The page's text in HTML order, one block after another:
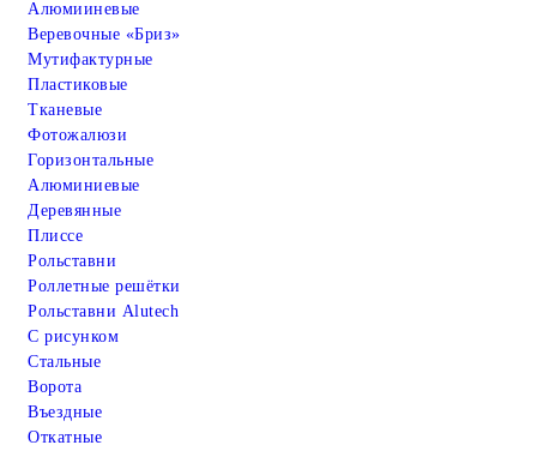
Алюмииневые
Веревочные «Бриз»
Мутифактурные
Пластиковые
Тканевые
Фотожалюзи
Горизонтальные
Алюминиевые
Деревянные
Плиссе
Рольставни
Роллетные решётки
Рольставни Alutech
С рисунком
Стальные
Ворота
Въездные
Откатные